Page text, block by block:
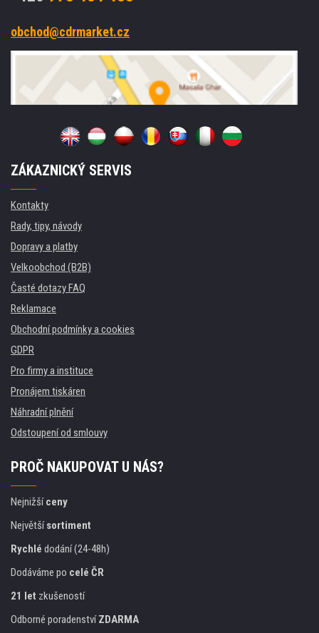
obchod@cdrmarket.cz
ZÁKAZNICKÝ SERVIS
Kontakty
Rady, tipy, návody
Dopravy a platby
Velkoobchod (B2B)
Časté dotazy FAQ
Reklamace
Obchodní podmínky a cookies
GDPR
Pro firmy a instituce
Pronájem tiskáren
Náhradní plnění
Odstoupení od smlouvy
PROČ NAKUPOVAT U NÁS?
Nejnižšíceny
Největšísortiment
Rychlé dodání (24-48h)
Dodáváme po celé ČR
21 let zkušeností
Odborné poradenstvíZDARMA